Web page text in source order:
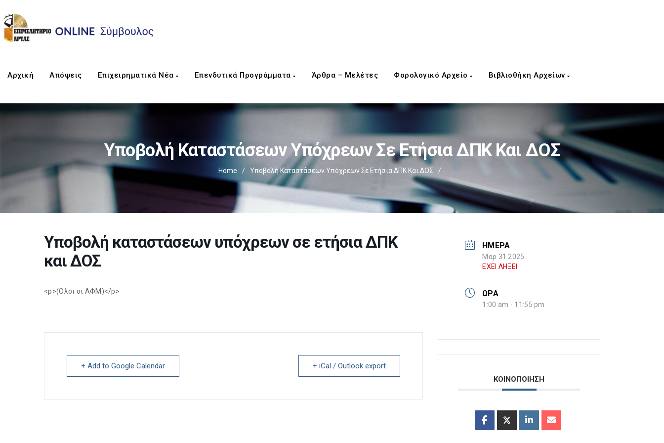
Αρχική Απόψεις Επιχειρηματικά Νέα Επενδυτικά Προγράμματα Άρθρα – Μελέτες Φορολογικό Αρχείο Βιβλιοθήκη Αρχείων
Υποβολή Καταστάσεων Υπόχρεων Σε Ετήσια ΔΠΚ Και ΔΟΣ
Home / Υποβολή Καταστάσεων Υπόχρεων Σε Ετήσια ΔΠΚ Και ΔΟΣ /
Υποβολή καταστάσεων υπόχρεων σε ετήσια ΔΠΚ
και ΔΟΣ
<p>(Όλοι οι ΑΦΜ)</p>
+ Add to Google Calendar + iCal / Outlook export
ΗΜΕΡΑ
Μαρ 31 2025
ΕΧΕΙ ΛΗΞΕΙ
ΩΡΑ
1:00 am - 11:55 pm
ΚΟΙΝΟΠΟΙΗΣΗ